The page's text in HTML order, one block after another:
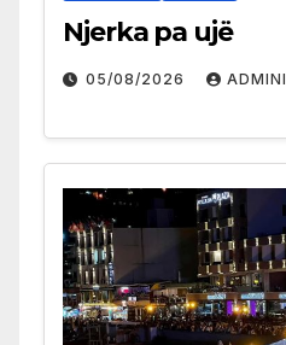
Njerka pa ujë
05/08/2026 ADMINI